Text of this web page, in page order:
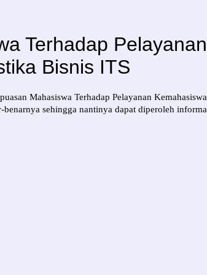
Terhadap
Bisnis ITS
Mahasiswa Terhadap Pelayanan
sehingga nantinya dapat diperoleh